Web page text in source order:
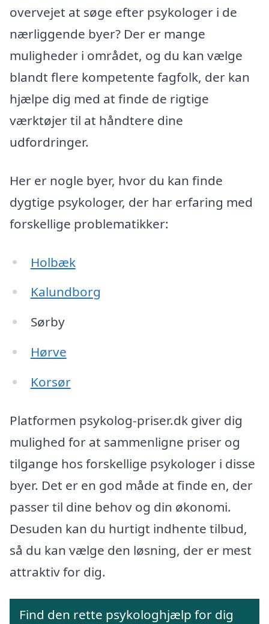
overvejet at søge efter psykologer i de
nærliggende byer? Der er mange
muligheder i området, og du kan vælge
blandt flere kompetente fagfolk, der kan
hjælpe dig med at finde de rigtige
værktøjer til at håndtere dine
udfordringer.
Her er nogle byer, hvor du kan finde
dygtige psykologer, der har erfaring med
forskellige problematikker:
Holbæk
Kalundborg
Sørby
Hørve
Korsør
Platformen psykolog-priser.dk giver dig
mulighed for at sammenligne priser og
tilgange hos forskellige psykologer i disse
byer. Det er en god måde at finde en, der
passer til dine behov og din økonomi.
Desuden kan du hurtigt indhente tilbud,
så du kan vælge den løsning, der er mest
attraktiv for dig.
Find den rette psykologhjælp for dig